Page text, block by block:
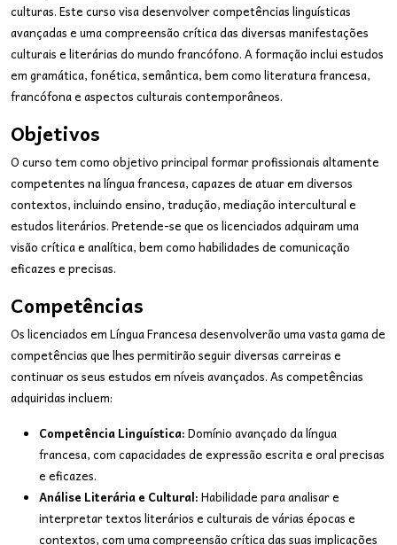
culturas. Este curso visa desenvolver competências linguísticas
avançadas e uma compreensão crítica das diversas manifestações
culturais e literárias do mundo francófono. A formação inclui estudos
em gramática, fonética, semântica, bem como literatura francesa,
francófona e aspectos culturais contemporâneos.
Objetivos
O curso tem como objetivo principal formar profissionais altamente
competentes na língua francesa, capazes de atuar em diversos
contextos, incluindo ensino, tradução, mediação intercultural e
estudos literários. Pretende-se que os licenciados adquiram uma
visão crítica e analítica, bem como habilidades de comunicação
eficazes e precisas.
Competências
Os licenciados em Língua Francesa desenvolverão uma vasta gama de
competências que lhes permitirão seguir diversas carreiras e
continuar os seus estudos em níveis avançados. As competências
adquiridas incluem:
Competência Linguística:Domínio avançado da língua
francesa, com capacidades de expressão escrita e oral precisas
e eficazes.
Análise Literária e Cultural:Habilidade para analisar e
interpretar textos literários e culturais de várias épocas e
contextos, com uma compreensão crítica das suas implicações